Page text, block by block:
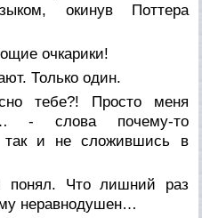
окинув Поттера
очкарики!
Только один.
тебе?! Просто меня
- слова почему-то
так и не сложившись в
понял. Что лишний раз
неравнодушен…